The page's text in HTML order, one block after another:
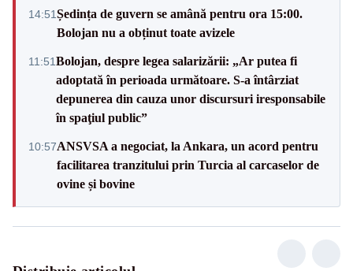
14:51Ședința de guvern se amână pentru ora 15:00.
Bolojan nu a obținut toate avizele
11:51Bolojan, despre legea salarizării: „Ar putea fi
adoptată în perioada următoare. S-a întârziat
depunerea din cauza unor discursuri iresponsabile
în spaţiul public”
10:57ANSVSA a negociat, la Ankara, un acord pentru
facilitarea tranzitului prin Turcia al carcaselor de
ovine și bovine